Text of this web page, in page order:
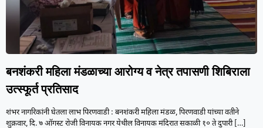
बनशंकरी महिला मंडळाच्या आरोग्य व नेत्र तपासणी शिबिराला
उत्स्फूर्त प्रतिसाद
शंभर नागरिकांनी घेतला लाभ पिरणवाडी : बनशंकरी महिला मंडळ, पिरणवाडी यांच्या वतीने
शुक्रवार, दि. ७ ऑगस्ट रोजी विनायक नगर येथील विनायक मंदिरात सकाळी १० ते दुपारी[…]